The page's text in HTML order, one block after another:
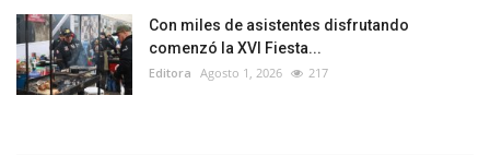
Con miles de asistentes disfrutando
comenzó la XVI Fiesta...
Editora Agosto 1, 2026 217